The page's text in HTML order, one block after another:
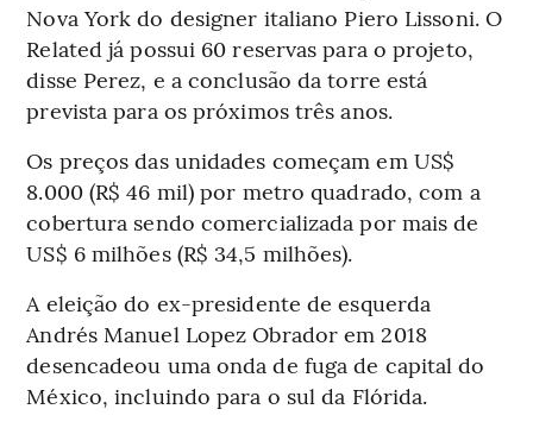
Nova York do designer italiano Piero Lissoni. O
Related já possui 60 reservas para o projeto,
disse Perez, e a conclusão da torre está
prevista para os próximos três anos.
Os preços das unidades começam em US$
8.000 (R$ 46 mil) por metro quadrado, com a
cobertura sendo comercializada por mais de
US$ 6 milhões (R$ 34,5 milhões).
A eleição do ex-presidente de esquerda
Andrés Manuel Lopez Obrador em 2018
desencadeou uma onda de fuga de capital do
México, incluindo para o sul da Flórida.